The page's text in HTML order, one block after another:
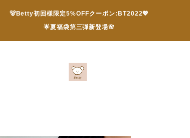
🐻Betty初回様限定5%OFFクーポン:BT2022💖
🌟夏福袋第三弾新登場🌸